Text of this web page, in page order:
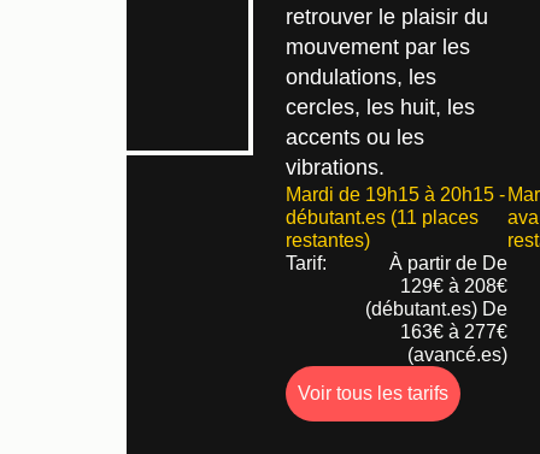
retrouver le plaisir du
mouvement par les
ondulations, les
cercles, les huit, les
accents ou les
vibrations.
Mardi de 19h15 à 20h15 -
débutant.es (11 places
restantes)
Tarif:
À partir de De
129€ à 208€
(débutant.es) De
163€ à 277€
(avancé.es)
Voir tous les tarifs